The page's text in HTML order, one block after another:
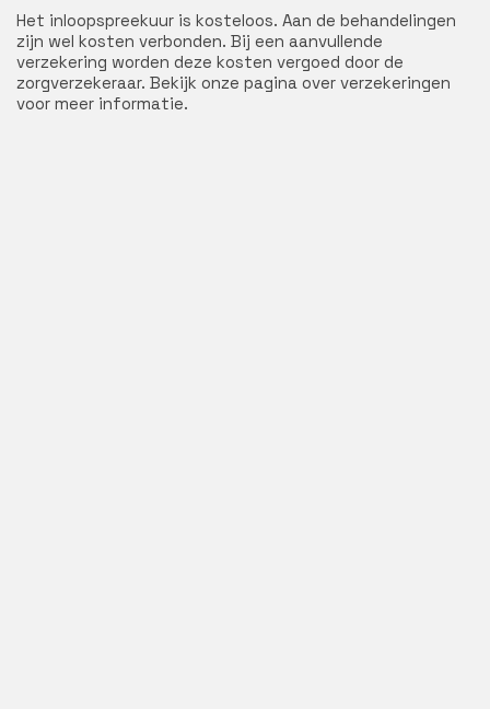
Het inloopspreekuur is kosteloos. Aan de behandelingen
zijn wel kosten verbonden. Bij een aanvullende
verzekering worden deze kosten vergoed door de
zorgverzekeraar. Bekijk onze pagina over verzekeringen
voor meer informatie.